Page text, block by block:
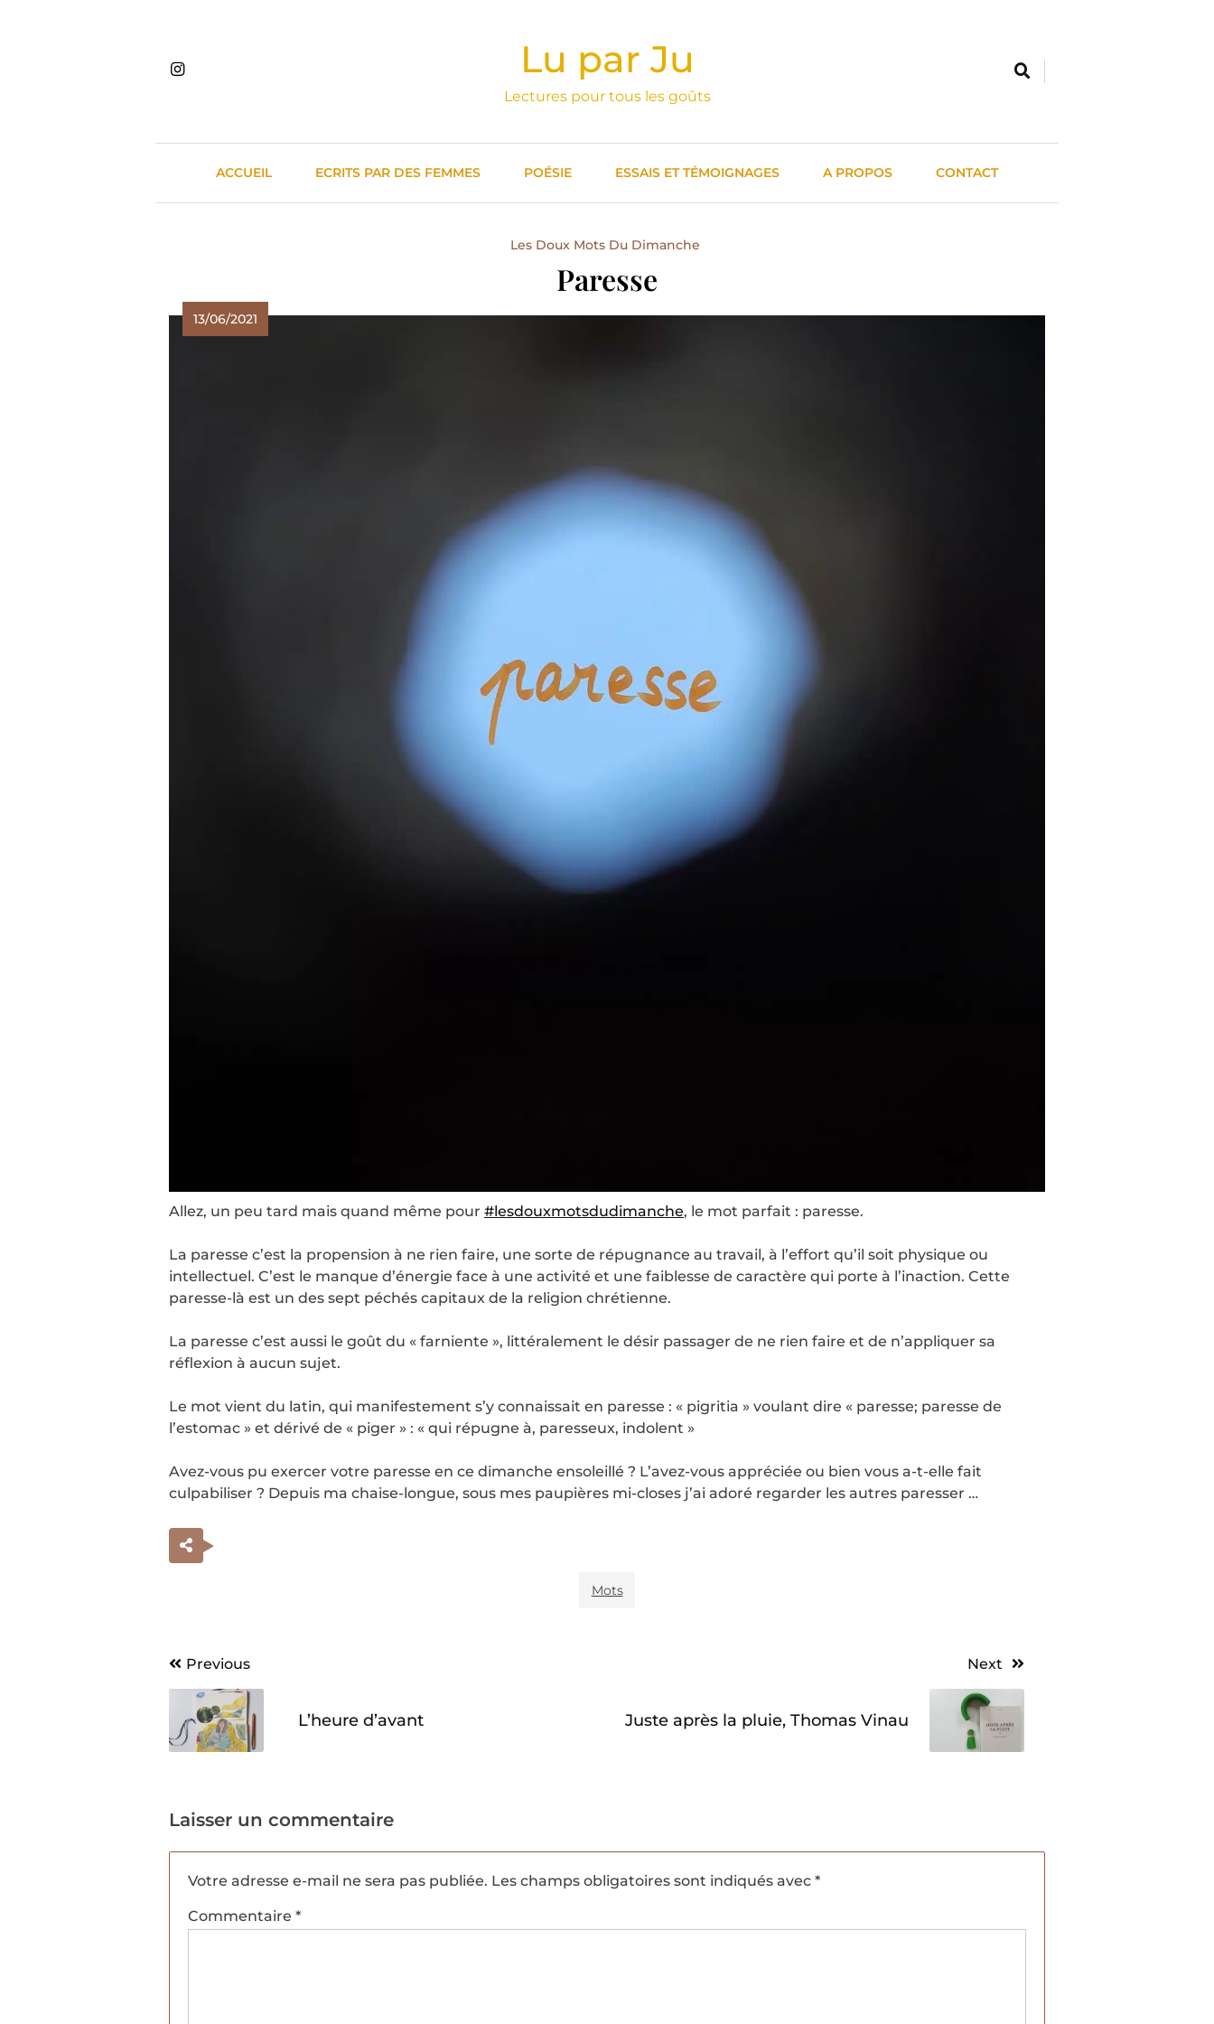
Lu par Ju
Lectures pour tous les goûts
ACCUEIL ECRITS PAR DES FEMMES POÉSIE ESSAIS ET TÉMOIGNAGES A PROPOS CONTACT
Les Doux Mots Du Dimanche
Paresse
13/06/2021
Allez, un peu tard mais quand même pour #lesdouxmotsdudimanche, le mot parfait : paresse.
La paresse c’est la propension à ne rien faire, une sorte de répugnance au travail, à l’effort qu’il soit physique ou
intellectuel. C’est le manque d’énergie face à une activité et une faiblesse de caractère qui porte à l’inaction. Cette
paresse-là est un des sept péchés capitaux de la religion chrétienne.
La paresse c’est aussi le goût du « farniente », littéralement le désir passager de ne rien faire et de n’appliquer sa
réflexion à aucun sujet.
Le mot vient du latin, qui manifestement s’y connaissait en paresse : « pigritia » voulant dire « paresse; paresse de
l’estomac » et dérivé de « piger » : « qui répugne à, paresseux, indolent »
Avez-vous pu exercer votre paresse en ce dimanche ensoleillé ? L’avez-vous appréciée ou bien vous a-t-elle fait
culpabiliser ? Depuis ma chaise-longue, sous mes paupières mi-closes j’ai adoré regarder les autres paresser …
Mots
Navigation
l’article
Previous
L’heure d’avant
Next
Juste après la pluie, Thomas Vinau
Laisser un commentaire
Votre adresse e-mail ne sera pas publiée. Les champs obligatoires sont indiqués avec *
Commentaire *